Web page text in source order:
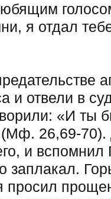
я отдал
и отвели в
«И ты
26,69-70).
и
заплакал.
просил